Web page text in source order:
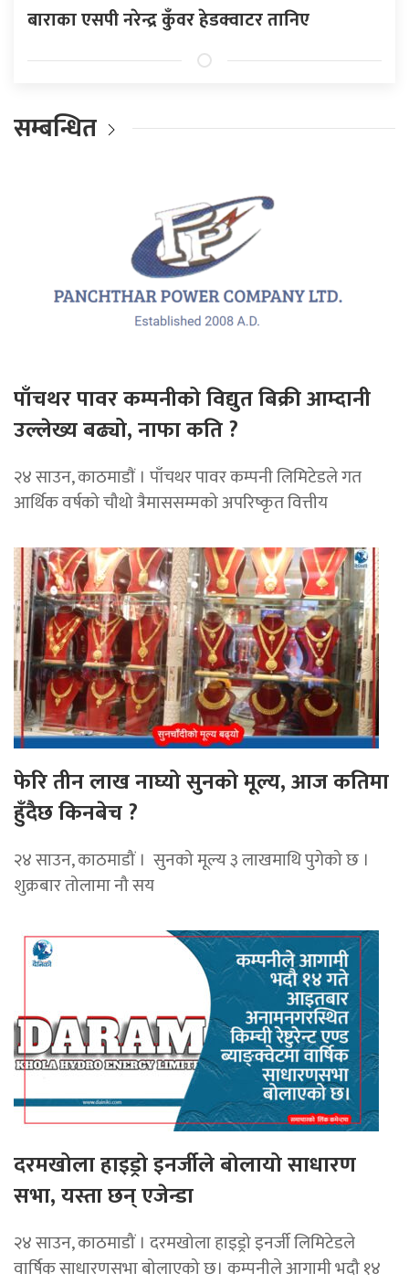
बाराका एसपी नरेन्द्र कुँवर हेडक्वाटर तानिए
सम्बन्धित
पाँचथर पावर कम्पनीको विद्युत बिक्री आम्दानी
उल्लेख्य बढ्यो, नाफा कति ?
२४ साउन, काठमाडाैं । पाँचथर पावर कम्पनी लिमिटेडले गत
आर्थिक वर्षको चौथो त्रैमाससम्मको अपरिष्कृत वित्तीय
फेरि तीन लाख नाघ्यो सुनको मूल्य, आज कतिमा
हुँदैछ किनबेच ?
२४ साउन, काठमाडौं । सुनको मूल्य ३ लाखमाथि पुगेको छ ।
शुक्रबार तोलामा नौ सय
दरमखोला हाइड्रो इनर्जीले बोलायो साधारण
सभा, यस्ता छन् एजेन्डा
२४ साउन, काठमाडौं । दरमखोला हाइड्रो इनर्जी लिमिटेडले
वार्षिक साधारणसभा बोलाएको छ। कम्पनीले आगामी भदौ १४